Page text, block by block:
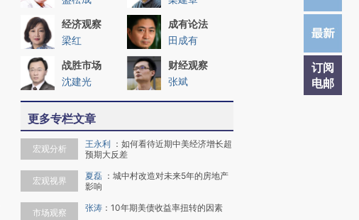
订阅
电邮
经济观察
梁红
成有论法
田成有
战胜市场
沈建光
财经观察
张斌
更多专栏文章
宏观分析 王永利 ： 如何看待近期中美经济增长超
预期大反差
宏观视界 夏磊 ： 城中村改造对未来5年的房地产
影响
市场观察 张涛 ： 10年期美债收益率扭转的因素